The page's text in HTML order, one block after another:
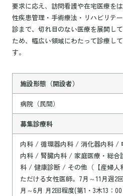
要求に応え、訪問看護や在宅医療を
性疾患管理・手術療法・リハビリテ
診まで、切れ目のない医療を展開し
ため、幅広い領域にわたって診療し
す。
施設形態（開設者）
病院（民間）
募集診療科
内科 / 循環器内科 / 消化器内科 /
内科 / 腎臓内科 / 家庭医療・総
科 / 健康診断 / その他（【産婦人
ただける女性医師。7月～11月週2
月～6月 月2回程度(第1・3木13：